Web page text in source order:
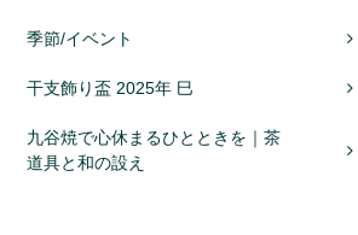
季節/イベント
干支飾り盃 2025年 巳
九谷焼で心休まるひとときを｜茶
道具と和の設え